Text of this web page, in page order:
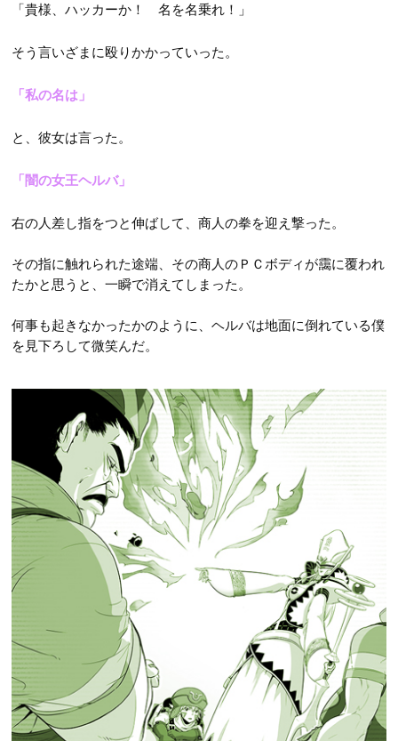
「貴様、ハッカーか！ 名を名乗れ！」
そう言いざまに殴りかかっていった。
「私の名は」
と、彼女は言った。
「闇の女王ヘルバ」
右の人差し指をつと伸ばして、商人の拳を迎え撃った。
その指に触れられた途端、その商人のＰＣボディが靄に覆われ
たかと思うと、一瞬で消えてしまった。
何事も起きなかったかのように、ヘルバは地面に倒れている僕
を見下ろして微笑んだ。